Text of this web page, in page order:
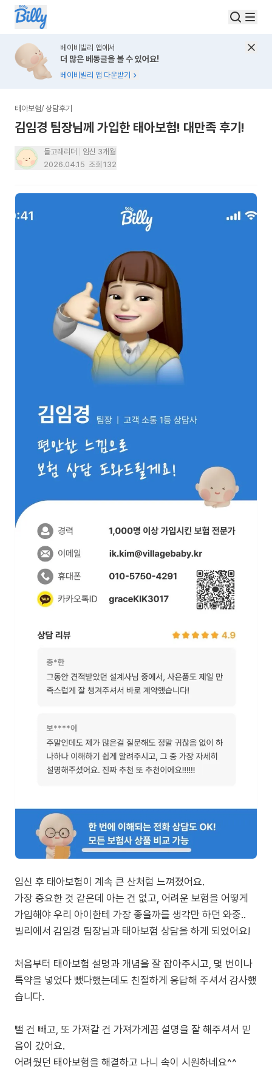
베이비빌리 앱에서
더 많은 베동글을 볼 수 있어요!
베이비빌리 앱 다운받기
태아보험/ 상담후기
김임경 팀장님께 가입한 태아보험! 대만족 후기!
돌고래리더
임신 3개월
2026.04.15 조회 132
임신 후 태아보험이 계속 큰 산처럼 느껴졌어요.
가장 중요한 것 같은데 아는 건 없고, 어려운 보험을 어떻게
가입해야 우리 아이한테 가장 좋을까를 생각만 하던 와중..
빌리에서 김임경 팀장님과 태아보험 상담을 하게 되었어요!
처음부터 태아보험 설명과 개념을 잘 잡아주시고, 몇 번이나
특약을 넣었다 뺐다했는데도 친절하게 응답해 주셔서 감사했
습니다.
뺄 건 빼고, 또 가져갈 건 가져가게끔 설명을 잘 해주셔서 믿
음이 갔어요.
어려웠던 태아보험을 해결하고 나니 속이 시원하네요^^